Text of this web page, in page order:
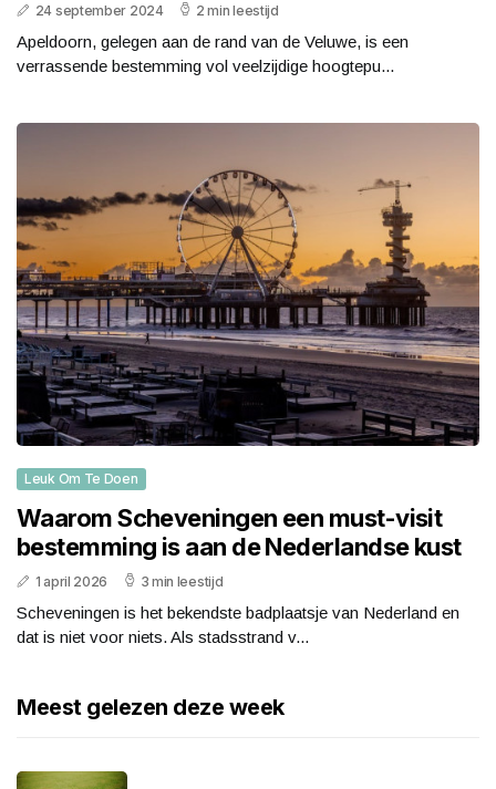
24 september 2024 2 min leestijd
Apeldoorn, gelegen aan de rand van de Veluwe, is een
verrassende bestemming vol veelzijdige hoogtepu...
Leuk Om Te Doen
Waarom Scheveningen een must-visit
bestemming is aan de Nederlandse kust
1 april 2026 3 min leestijd
Scheveningen is het bekendste badplaatsje van Nederland en
dat is niet voor niets. Als stadsstrand v...
Meest gelezen deze week